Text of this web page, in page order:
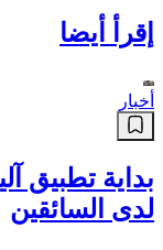
إقرأ أيضا